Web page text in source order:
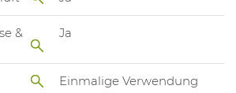
&
Ja
Einmalige Verwendung